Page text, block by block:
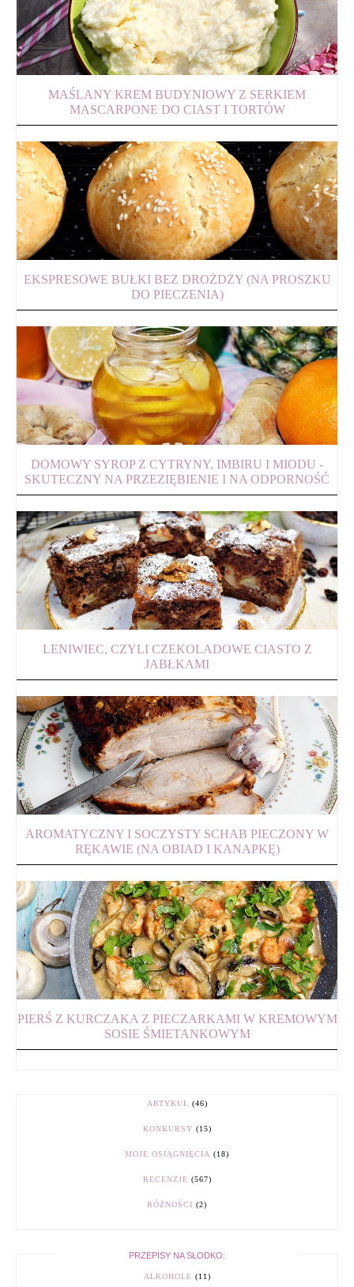
MAŚLANY KREM BUDYNIOWY Z SERKIEM
MASCARPONE DO CIAST I TORTÓW
EKSPRESOWE BUŁKI BEZ DROŻDŻY (NA PROSZKU
DO PIECZENIA)
DOMOWY SYROP Z CYTRYNY, IMBIRU I MIODU -
SKUTECZNY NA PRZEZIĘBIENIE I NA ODPORNOŚĆ
LENIWIEC, CZYLI CZEKOLADOWE CIASTO Z
JABŁKAMI
AROMATYCZNY I SOCZYSTY SCHAB PIECZONY W
RĘKAWIE (NA OBIAD I KANAPKĘ)
PIERŚ Z KURCZAKA Z PIECZARKAMI W KREMOWYM
SOSIE ŚMIETANKOWYM
ARTYKUŁ (46)
KONKURSY (15)
MOJE OSIĄGNIĘCIA (18)
RECENZJE (567)
RÓŻNOŚCI (2)
PRZEPISY NA SŁODKO:
ALKOHOLE (11)